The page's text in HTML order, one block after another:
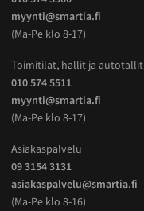
myynti@smartia.fi
(Ma-Pe klo 8-17)
Toimitilat, hallit ja autotallit
010 574 5511
myynti@smartia.fi
(Ma-Pe klo 8-17)
Asiakaspalvelu
09 3154 3131
asiakaspalvelu@smartia.fi
(Ma-Pe klo 8-16)